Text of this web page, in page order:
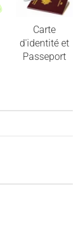
Carte
d'identité et
Passeport